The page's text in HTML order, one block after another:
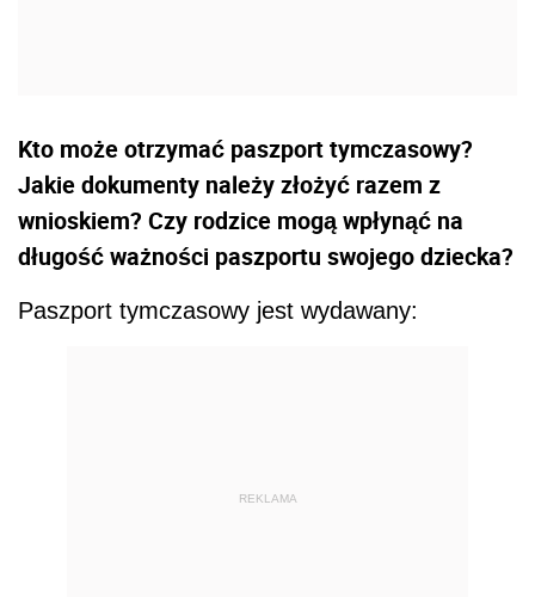
Kto może otrzymać paszport tymczasowy?
Jakie dokumenty należy złożyć razem z
wnioskiem? Czy rodzice mogą wpłynąć na
długość ważności paszportu swojego dziecka?
Paszport tymczasowy jest wydawany:
REKLAMA